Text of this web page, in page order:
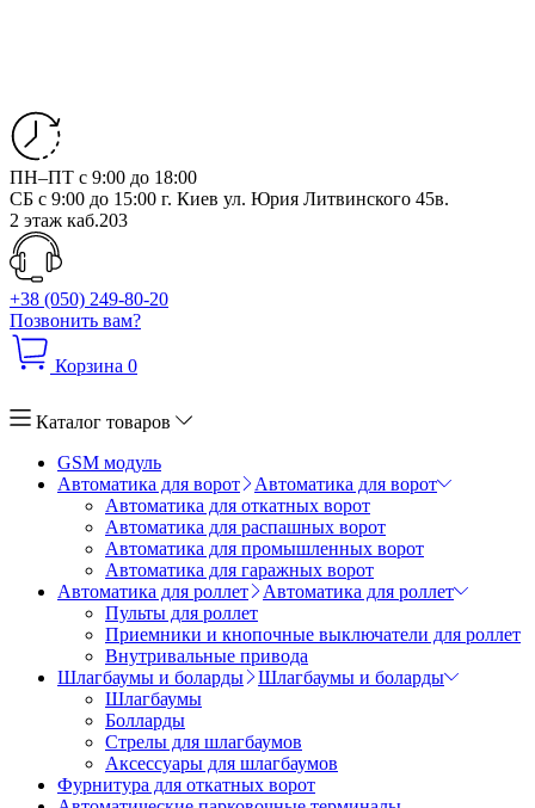
ПН–ПТ с 9:00 до 18:00
СБ с 9:00 до 15:00 г. Киев ул. Юрия Литвинского 45в.
2 этаж каб.203
+38 (050) 249-80-20
Позвонить вам?
Корзина 0
Каталог товаров
GSM модуль
Автоматика для ворот
Автоматика для ворот
Автоматика для откатных ворот
Автоматика для распашных ворот
Автоматика для промышленных ворот
Автоматика для гаражных ворот
Автоматика для роллет
Автоматика для роллет
Пульты для роллет
Приемники и кнопочные выключатели для роллет
Внутривальные привода
Шлагбаумы и боларды
Шлагбаумы и боларды
Шлагбаумы
Болларды
Стрелы для шлагбаумов
Аксессуары для шлагбаумов
Фурнитура для откатных ворот